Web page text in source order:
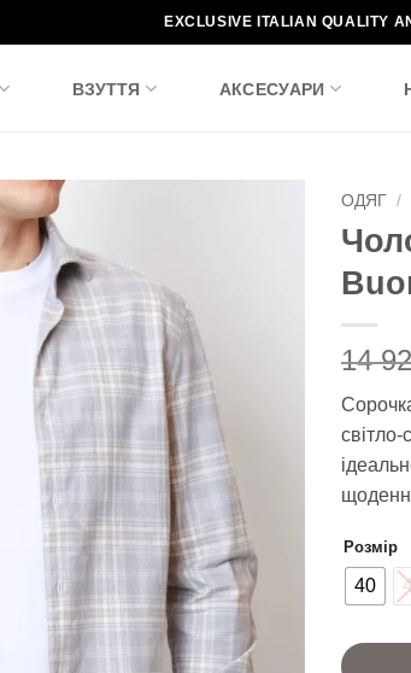
EXCLUSIVE ITALIAN QUALITY
ВЗУТТЯ АКСЕСУАРИ
ОДЯГ /
14
світло-
Розмір
40